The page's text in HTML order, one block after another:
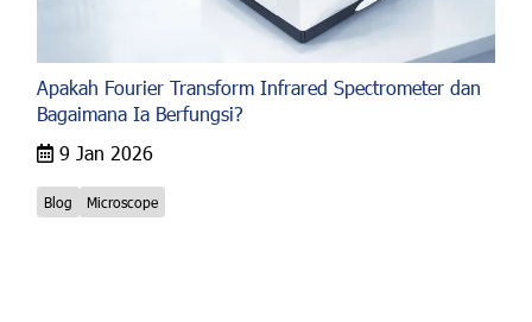
Apakah Fourier Transform Infrared Spectrometer dan
Bagaimana Ia Berfungsi?
9 Jan 2026
Blog Microscope